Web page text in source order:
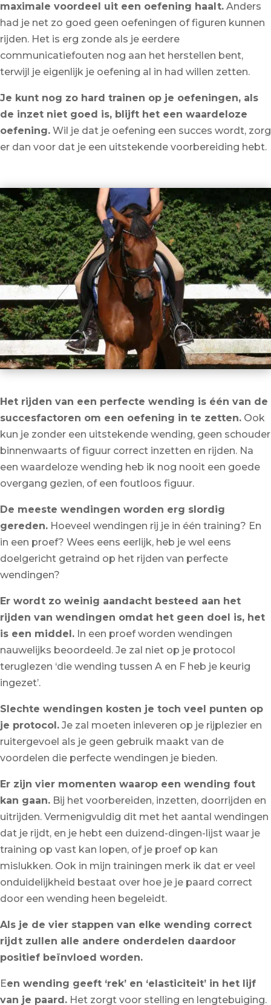
maximale voordeel uit een oefening haalt. Anders
had je net zo goed geen oefeningen of figuren kunnen
rijden. Het is erg zonde als je eerdere
communicatiefouten nog aan het herstellen bent,
terwijl je eigenlijk je oefening al in had willen zetten.
Je kunt nog zo hard trainen op je oefeningen, als
de inzet niet goed is, blijft het een waardeloze
oefening. Wil je dat je oefening een succes wordt, zorg
er dan voor dat je een uitstekende voorbereiding hebt.
Het rijden van een perfecte wending is één van de
succesfactoren om een oefening in te zetten. Ook
kun je zonder een uitstekende wending, geen schouder
binnenwaarts of figuur correct inzetten en rijden. Na
een waardeloze wending heb ik nog nooit een goede
overgang gezien, of een foutloos figuur.
De meeste wendingen worden erg slordig
gereden. Hoeveel wendingen rij je in één training? En
in een proef? Wees eens eerlijk, heb je wel eens
doelgericht getraind op het rijden van perfecte
wendingen?
Er wordt zo weinig aandacht besteed aan het
rijden van wendingen omdat het geen doel is, het
is een middel. In een proef worden wendingen
nauwelijks beoordeeld. Je zal niet op je protocol
teruglezen ‘die wending tussen A en F heb je keurig
ingezet’.
Slechte wendingen kosten je toch veel punten op
je protocol. Je zal moeten inleveren op je rijplezier en
ruitergevoel als je geen gebruik maakt van de
voordelen die perfecte wendingen je bieden.
Er zijn vier momenten waarop een wending fout
kan gaan. Bij het voorbereiden, inzetten, doorrijden en
uitrijden. Vermenigvuldig dit met het aantal wendingen
dat je rijdt, en je hebt een duizend-dingen-lijst waar je
training op vast kan lopen, of je proef op kan
mislukken. Ook in mijn trainingen merk ik dat er veel
onduidelijkheid bestaat over hoe je je paard correct
door een wending heen begeleidt.
Als je de vier stappen van elke wending correct
rijdt zullen alle andere onderdelen daardoor
positief beïnvloed worden.
Een wending geeft ‘rek’ en ‘elasticiteit’ in het lijf
van je paard. Het zorgt voor stelling en lengtebuiging.